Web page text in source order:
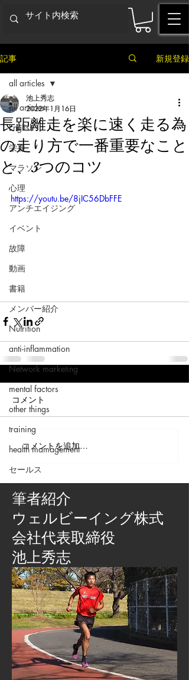
記事 新規登録
all articles
English
栄養
マラソン
心理
アンチエイジング
イベント
故障
動画
書籍
メンバー紹介
Nutrition
anti-inflammation
Network marketing
mental factors
other things
training
health mamagement
セールス
走り方
極秘
all articles
長距離走を楽に速く走る為
の走り方で一番重要なこと
と、3つのコツ
池上秀志
2022年1月16日
https://youtu.be/8jIC56DbFFE
コメント
コメントを追加…
筆者紹介
​ウェルビーイング株式
会社代表取締役
池上秀志